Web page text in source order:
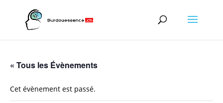
« Tous les Évènements
Cet évènement est passé.